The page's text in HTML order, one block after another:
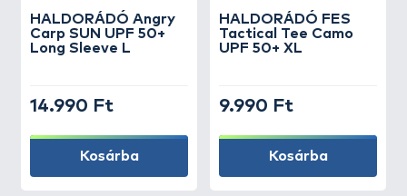
HALDORÁDÓ Angry
Carp SUN UPF 50+
Long Sleeve L
14.990 Ft
Kosárba
HALDORÁDÓ FES
Tactical Tee Camo
UPF 50+ XL
9.990 Ft
Kosárba